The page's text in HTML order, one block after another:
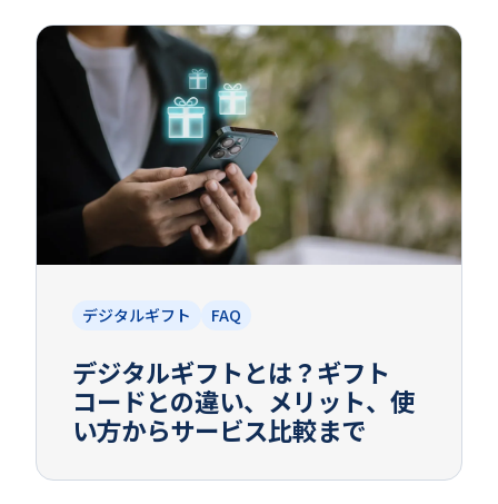
デジタルギフト FAQ
デジタルギフトとは？ギフト
コードとの違い、メリット、使
い方からサービス比較まで